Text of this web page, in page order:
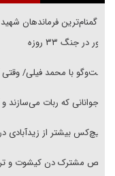
حضور در جنگ ۳۳ روزه
گفت‌وگو با محمد فیلی/ وقتی
نوجوانانی که ربات می‌سازند و
هیچ‌کس بیشتر از زیدآبادی
رقص مشترک دن کیشوت و